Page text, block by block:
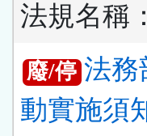
法規名稱：
廢/停 法務
動實施須